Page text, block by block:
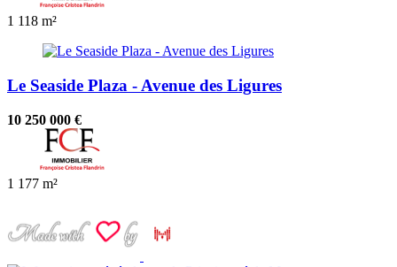
1 118 m²
Le Seaside Plaza - Avenue des Ligures
10 250 000 €
1 177 m²